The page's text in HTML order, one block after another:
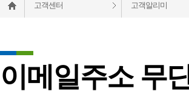
고객센터 고객알리미
이메일주소 무